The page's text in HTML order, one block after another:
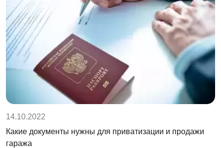
14.10.2022
Какие документы нужны для приватизации и продажи
гаража